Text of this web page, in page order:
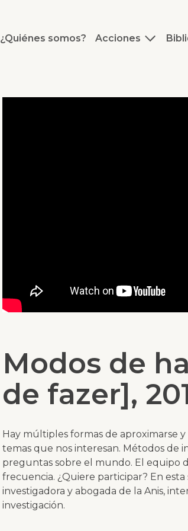
¿Quiénes somos? Acciones
Modos de
de fazer],
Hay múltiples formas de aproximarse
temas que nos interesan. Métodos de
preguntas sobre el mundo. El equipo
frecuencia. ¿Quiere participar? En esta
investigadora y abogada de la Anis,
investigación.